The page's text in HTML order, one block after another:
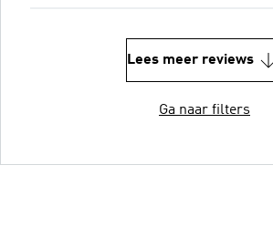
Lees meer reviews
Ga naar filters